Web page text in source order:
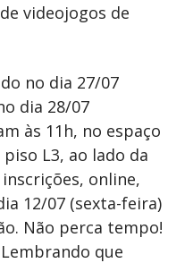
videojogos de
no dia 27/07
dia 28/07
às 11h, no espaço
L3, ao lado da
inscrições, online,
12/07 (sexta-feira)
Não perca tempo!
que